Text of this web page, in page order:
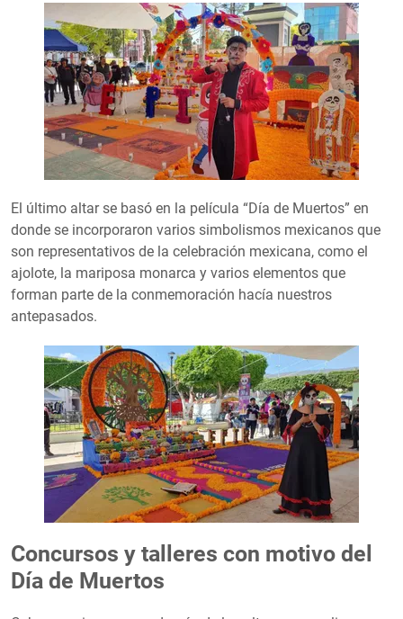
El último altar se basó en la película “Día de Muertos” en
donde se incorporaron varios simbolismos mexicanos que
son representativos de la celebración mexicana, como el
ajolote, la mariposa monarca y varios elementos que
forman parte de la conmemoración hacía nuestros
antepasados.
Concursos y talleres con motivo del
Día de Muertos